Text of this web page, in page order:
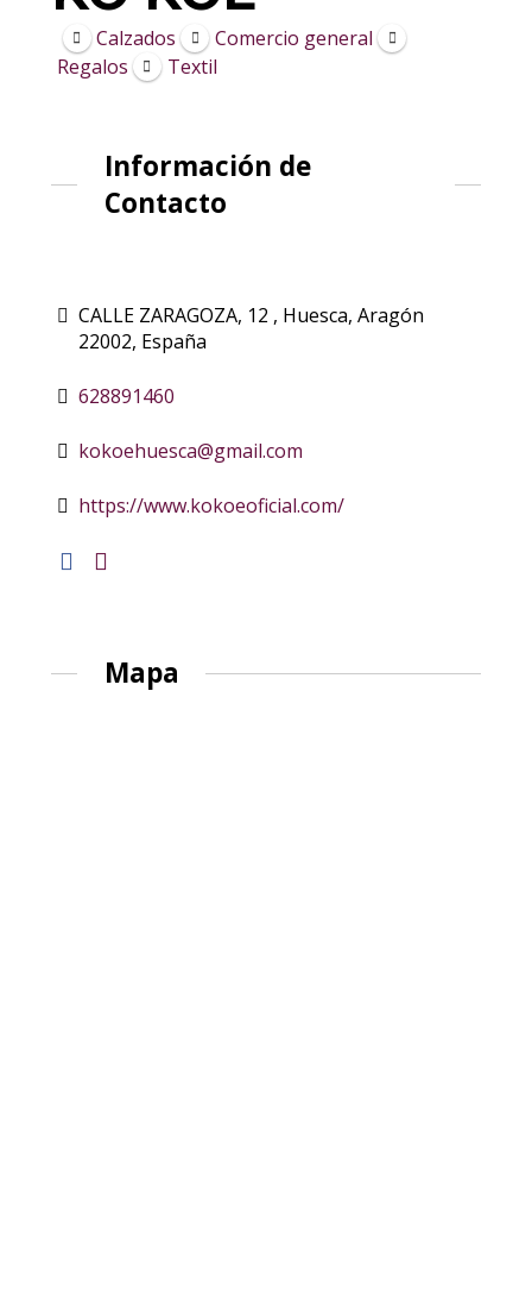
Calzados
Comercio general
Regalos
Textil
Información de
Contacto
CALLE ZARAGOZA, 12 , Huesca, Aragón
22002, España
628891460
kokoehuesca@gmail.com
https://www.kokoeoficial.com/
Mapa